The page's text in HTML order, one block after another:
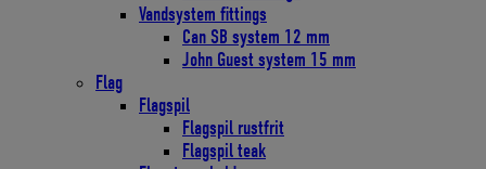
Vandsystem fittings
Can SB system 12 mm
John Guest system 15 mm
Flag
Flagspil
Flagspil rustfrit
Flagspil teak